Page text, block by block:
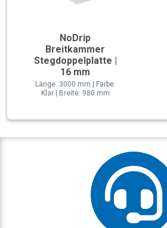
NoDrip
Breitkammer
Stegdoppelplatte |
16 mm
Länge: 3000 mm | Farbe:
Klar | Breite: 980 mm